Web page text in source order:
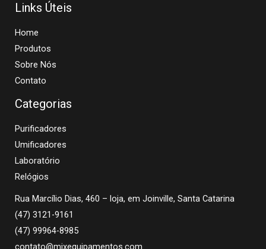
Links Úteis
Home
Produtos
Sobre Nós
Contato
Categorias
Purificadores
Umificadores
Laboratório
Relógios
Rua Marcílio Dias, 460 – loja, em Joinville, Santa Catarina
(47) 3121-9161
(47) 99964-8985
contato@mixequipamentos.com